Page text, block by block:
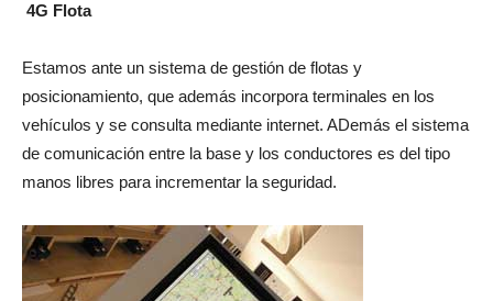
4G Flota
Estamos ante un sistema de gestión de flotas y
posicionamiento, que además incorpora terminales en los
vehículos y se consulta mediante internet. ADemás el sistema
de comunicación entre la base y los conductores es del tipo
manos libres para incrementar la seguridad.